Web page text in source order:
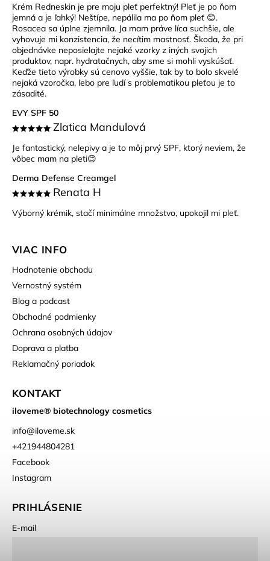
Krém Redneskin je pre moju pleť perfektný! Pleť je po ňom
jemná a je ľahký! Neštípe, nepálila ma po ňom pleť 😊.
Rosacea sa úplne zjemnila. Ja mam práve líca suchšie, ale
vyhovuje mi konzistencia, že necítim mastnosť. Škoda, že pri
objednávke neposielajte nejaké vzorky z iných svojich
produktov, napr. hydratačnych, aby sme si mohli vyskúšať.
Keďže tieto výrobky sú cenovo vyššie, tak by to bolo skvelé
nejaká vzoročka, lebo pre ľudí s problematikou pleťou je to
zásadité.
EVY SPF 50
Zlatica Mandulová
Je fantastický, nelepivy a je to môj prvý SPF, ktorý neviem, že
vôbec mam na pleti😊
Derma Defense Creamgel
Renata H
Výborný krémik, stačí minimálne množstvo, upokojil mi pleť.
VIAC INFO
Hodnotenie obchodu
Vernostný systém
Blog a podcast
Obchodné podmienky
Ochrana osobných údajov
Doprava a platba
Reklamačný poriadok
KONTAKT
iloveme® biotechnology cosmetics
info@iloveme.sk
+421944804281
Facebook
Instagram
PRIHLÁSENIE
E-mail